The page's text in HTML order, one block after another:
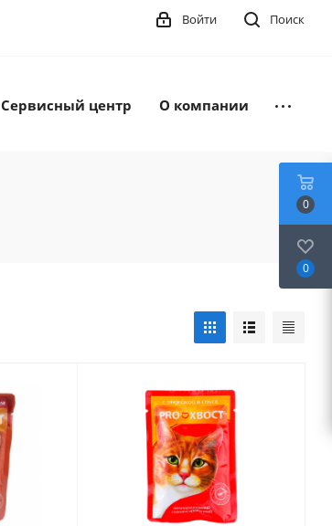
Поиск
Войти
Сервисный центр О компании
0
0